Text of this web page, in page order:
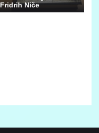
Fridrih Niče